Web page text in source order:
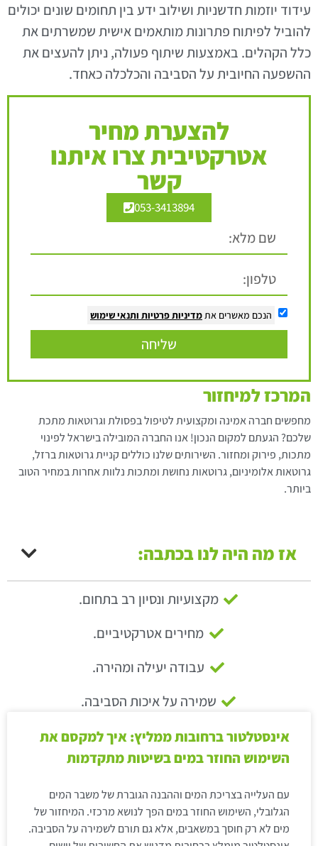
עידוד יוזמות חדשניות ושילוב ידע בין תחומים שונים יכולים
להוביל לפיתוח פתרונות מותאמים אישית שמשרתים את
כלל הקהלים. באמצעות שיתוף פעולה, ניתן להעצים את
ההשפעה החיובית על הסביבה והכלכלה כאחד.
להצערת מחיר
אטרקטיבית צרו איתנו
קשר
053-3413894
הנכם מאשרים אתמדיניות פרטיות ותנאי שימוש
שליחה
המרכז למיחזור
מחפשים חברה אמינה ומקצועית לטיפול בפסולת וגרוטאות מתכת
שלכם? הגעתם למקום הנכון! אנו החברה המובילה בישראל לפינוי
מתכות, פירוק ומחזור. השירותים שלנו כוללים קניית גרוטאות ברזל,
גרוטאות אלומיניום, גרוטאות נחושת ומתכות נלוות אחרות במחיר הטוב
ביותר.
אז מה היה לנו בכתבה:
מקצועיות ונסיון רב בתחום.
מחירים אטרקטיביים.
עבודה יעילה ומהירה.
שמירה על איכות הסביבה.
אינסטלטור ברחובות ממליץ: איך למקסם את
השימוש החוזר במים בשיטות מתקדמות
עם העלייה בצריכת המים וההבנה הגוברת של משבר המים
הגלובלי, השימוש החוזר במים הפך לנושא מרכזי. המיחזור של
מים לא רק חוסך במשאבים, אלא גם תורם לשמירה על הסביבה.